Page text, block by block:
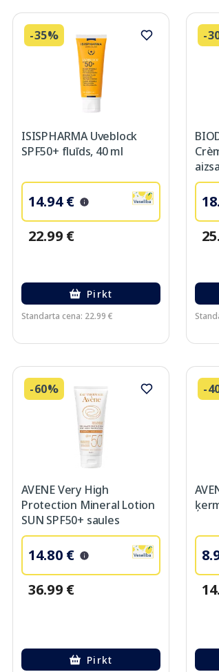
-35%
ISISPHARMA Uveblock
SPF50+ fluīds, 40 ml
14.94 €
22.99 €
Pirkt
Standarta cena: 22.99 €
-
-60%
AVENE Very High
Protection Mineral Lotion
SUN SPF50+ saules
aizsarglīdzeklis, 100 ml
14.80 €
36.99 €
Pirkt
-